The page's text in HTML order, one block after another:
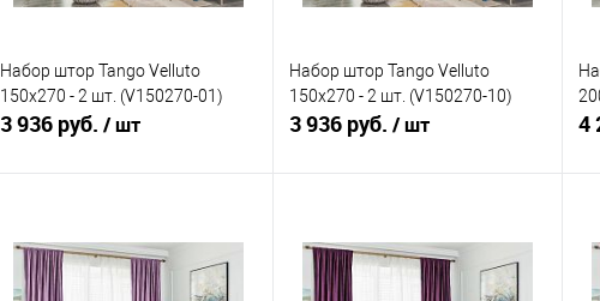
Набор штор Tango Velluto
150x270 - 2 шт. (V150270-01)
3 936 руб. / шт
Купить в 1 клик
Сравнение
Набор штор Tango Velluto
150x270 - 2 шт. (V150270-10)
3 936 руб. / шт
Купить в 1 клик
Сравнение
4